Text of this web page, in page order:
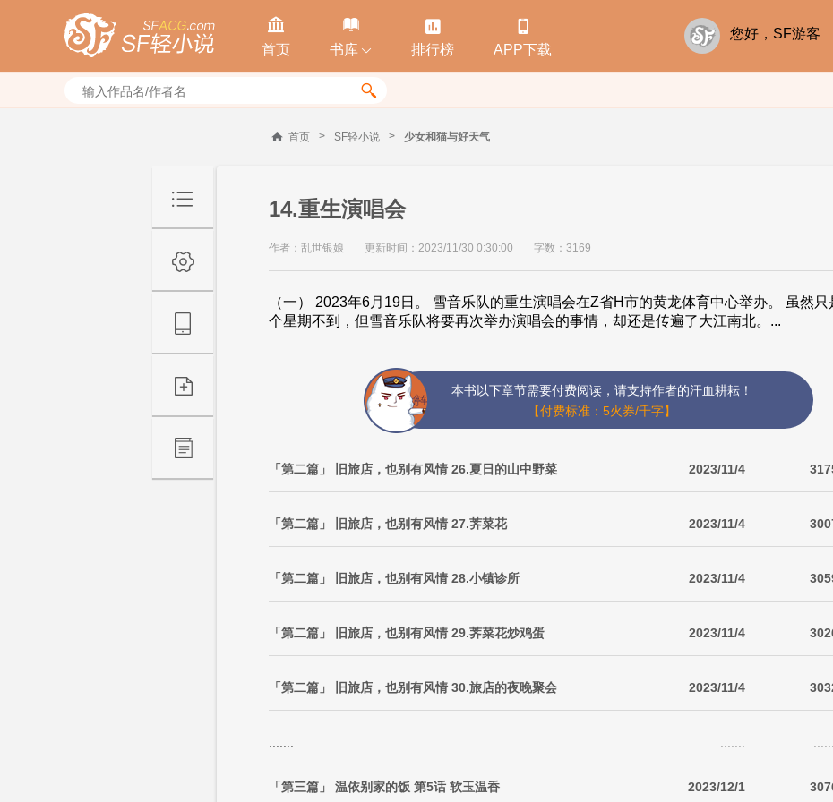

首页

书库 

排行榜

APP下载
您好，SF游客

首页 > SF轻小说 > 少女和猫与好天气
14.重生演唱会
作者：乱世银娘 更新时间：2023/11/30 0:30:00 字数：3169
（一） 2023年6月19日。 雪音乐队的重生演唱会在Z省H市的黄龙体育中心举办。 虽然
个星期不到，但雪音乐队将要再次举办演唱会的事情，却还是传遍了大江南北。...
本书以下章节需要付费阅读，请支持作者的汗血耕耘！
【付费标准：5火券/千字】
「第二篇」 旧旅店，也别有风情 26.夏日的山中野菜 2023/11/4
「第二篇」 旧旅店，也别有风情 27.荠菜花 2023/11/4
「第二篇」 旧旅店，也别有风情 28.小镇诊所 2023/11/4
「第二篇」 旧旅店，也别有风情 29.荠菜花炒鸡蛋 2023/11/4
「第二篇」 旧旅店，也别有风情 30.旅店的夜晚聚会 2023/11/4
「第三篇」 温依别家的饭 第5话 软玉温香 2023/12/1